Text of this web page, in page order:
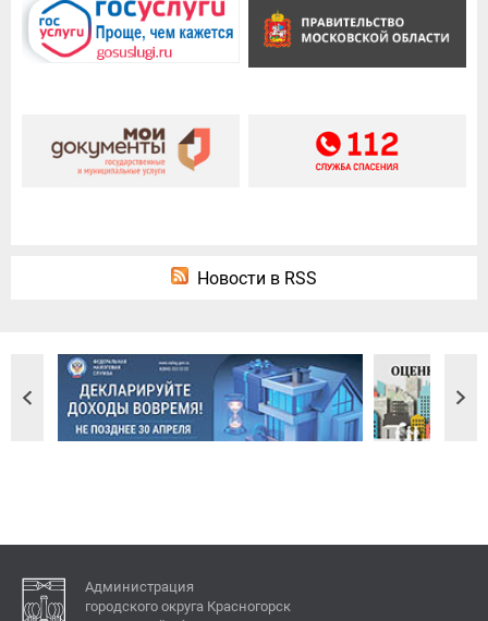
Новости в RSS
Администрация
городского округа Красногорск